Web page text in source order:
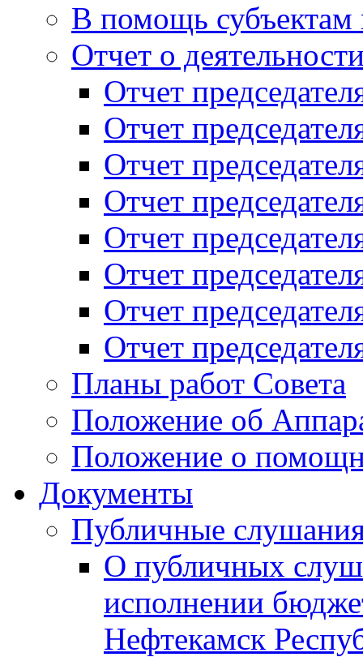
В помощь субъектам
Отчет о
Отчет
Отчет
Отчет
Отчет
Отчет
Отчет
Отчет
Отчет
Планы работ Совета
Положение об
Положение о
Документы
Публичные
О публичных
исполнении
Нефтекамск